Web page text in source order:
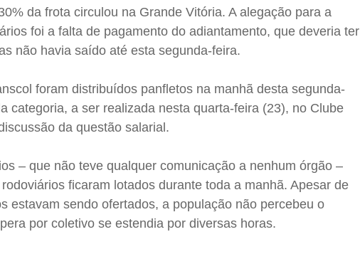
da frota circulou na Grande Vitória. A alegação para a
foi a falta de pagamento do adiantamento, que deveria ter
não havia saído até esta segunda-feira.
foram distribuídos panfletos na manhã desta segunda-
categoria, a ser realizada nesta quarta-feira (23), no Clube
da questão salarial.
– que não teve qualquer comunicação a nenhum órgão –
ficaram lotados durante toda a manhã. Apesar de
estavam sendo ofertados, a população não percebeu o
por coletivo se estendia por diversas horas.